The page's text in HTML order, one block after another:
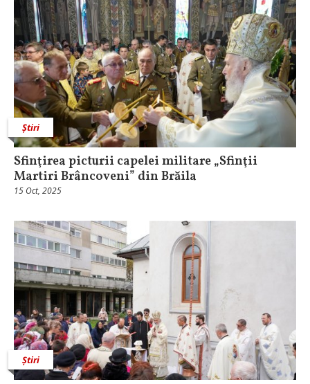
Știri
Sfinţirea picturii capelei militare „Sfinţii
Martiri Brâncoveni” din Brăila
15 Oct, 2025
Știri